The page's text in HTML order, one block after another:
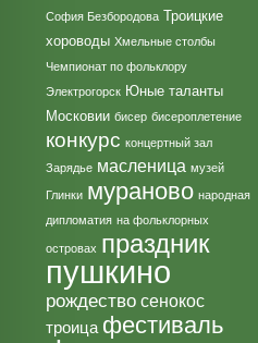
София Безбородова Троицкие
хороводы Хмельные столбы
Чемпионат по фольклору
Электрогорск Юные таланты
Московии бисер бисероплетение
конкурс концертный зал
Зарядье масленица музей
Глинки мураново народная
дипломатия на фольклорных
островах праздник
пушкино
рождество сенокос
троица фестиваль